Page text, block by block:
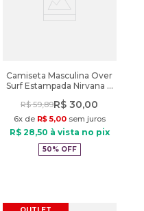
Camiseta Masculina Over
Surf Estampada Nirvana e
R$ 59,89R$ 30,00
6x de R$ 5,00sem juros
R$ 28,50 à vista no pix
50%OFF